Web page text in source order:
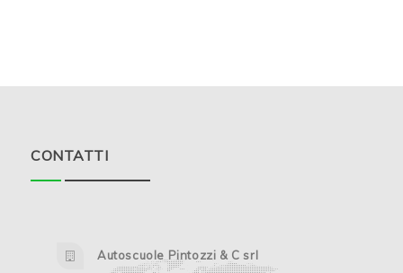
CONTATTI
Autoscuole Pintozzi & C srl